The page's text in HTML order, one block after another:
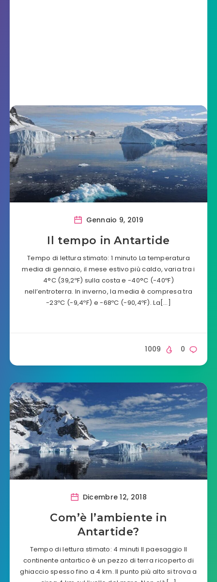
Gennaio 9, 2019
Il tempo in Antartide
Tempo di lettura stimato: 1 minuto La temperatura
media di gennaio, il mese estivo più caldo, varia tra i
4°C (39,2ºF) sulla costa e -40°C (-40ºF)
nell’entroterra. In inverno, la media è compresa tra
-23ºC (-9,4ºF) e -68ºC (-90,4ºF). La[…]
0
1009
Dicembre 12, 2018
Com’è l’ambiente in
Antartide?
Tempo di lettura stimato: 4 minuti Il paesaggio Il
continente antartico è un pezzo di terra ricoperto di
ghiaccio spesso fino a 4 km. Il punto più alto si trova a